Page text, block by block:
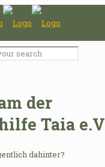
der
Taia e.V
dahinter?